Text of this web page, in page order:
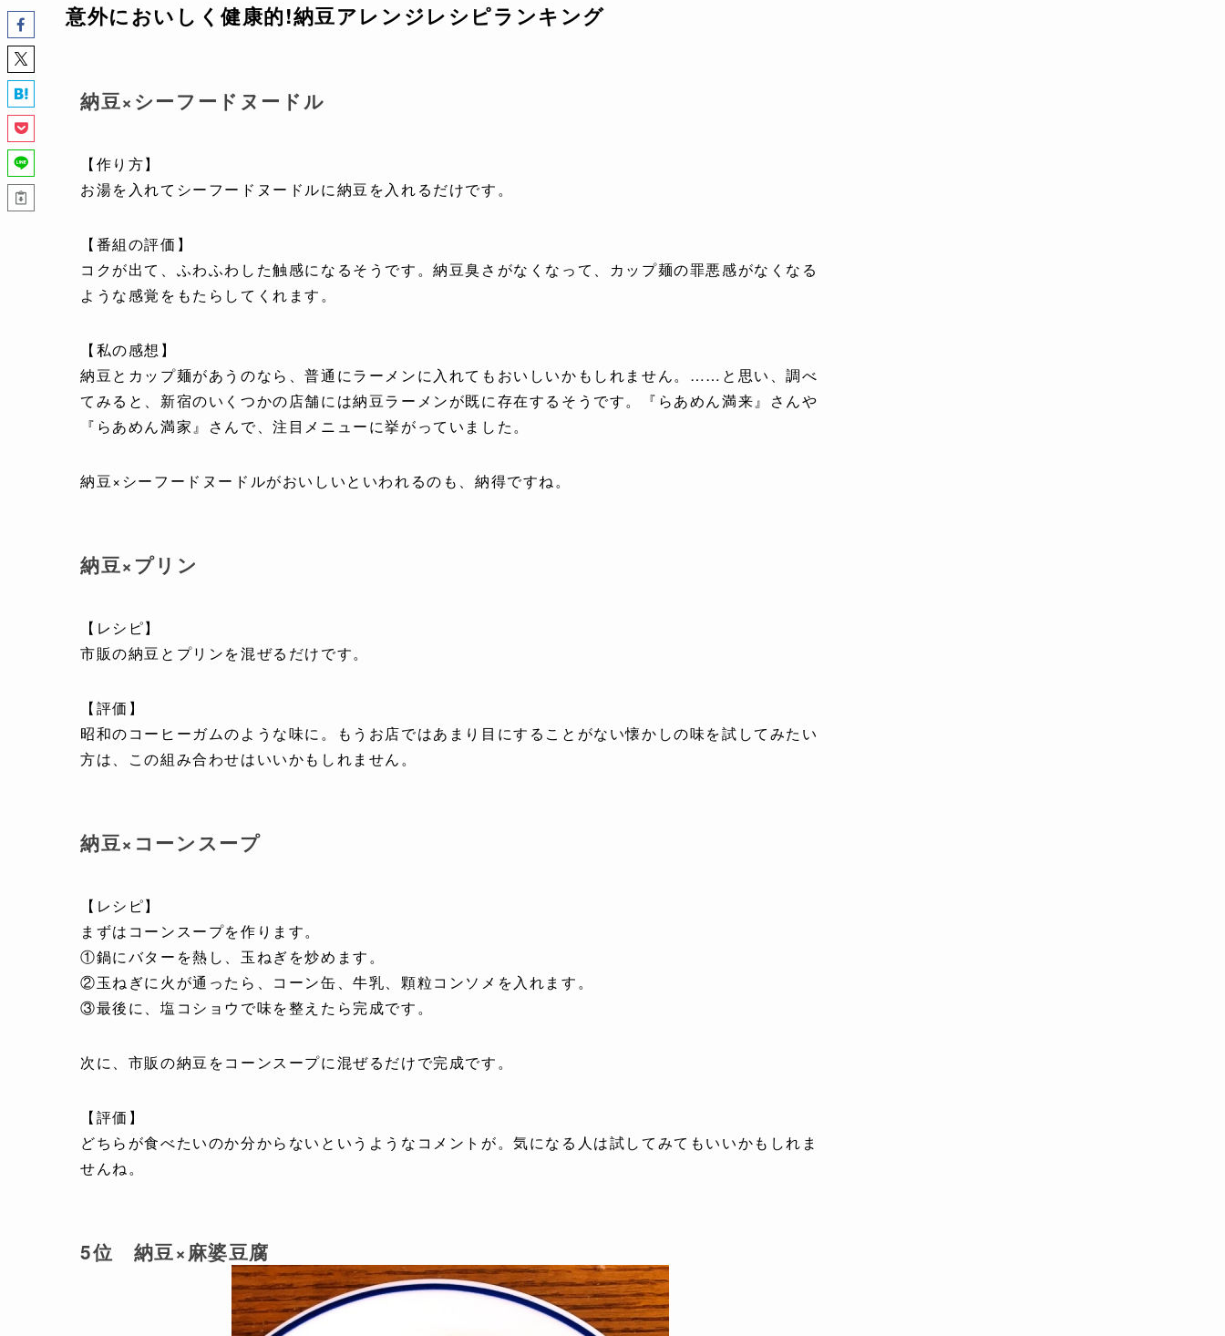
意外においしく健康的!納豆アレンジレシピランキング
納豆×シーフードヌードル
【作り方】
お湯を入れてシーフードヌードルに納豆を入れるだけです。
【番組の評価】
コクが出て、ふわふわした触感になるそうです。納豆臭さがなくなって、カップ麺の罪悪感がなくなる
ような感覚をもたらしてくれます。
【私の感想】
納豆とカップ麺があうのなら、普通にラーメンに入れてもおいしいかもしれません。 ……と思い、調べ
てみると、新宿のいくつかの店舗には納豆ラーメンが既に存在するそうです。『らあめん満来』さんや
『らあめん満家』さんで、注目メニューに挙がっていました。
納豆×シーフードヌードルがおいしいといわれるのも、納得ですね。
納豆×プリン
【レシピ】
市販の納豆とプリンを混ぜるだけです。
【評価】
昭和のコーヒーガムのような味に。もうお店ではあまり目にすることがない懐かしの味を試してみたい
方は、この組み合わせはいいかもしれません。
納豆×コーンスープ
【レシピ】
まずはコーンスープを作ります。
①鍋にバターを熱し、玉ねぎを炒めます。
②玉ねぎに火が通ったら、コーン缶、牛乳、顆粒コンソメを入れます。
③最後に、塩コショウで味を整えたら完成です。
次に、市販の納豆をコーンスープに混ぜるだけで完成です。
【評価】
どちらが食べたいのか分からないというようなコメントが。気になる人は試してみてもいいかもしれま
せんね。
5位 納豆×麻婆豆腐